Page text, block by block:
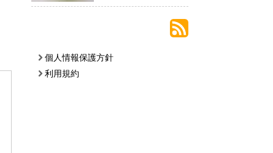
個人情報保護方針
利用規約